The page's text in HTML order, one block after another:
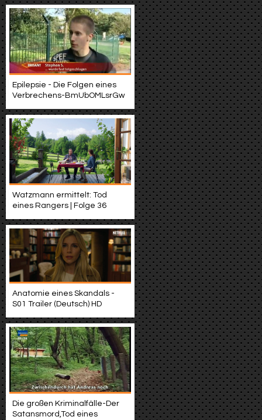
Epilepsie - Die Folgen eines
Verbrechens-BmUbOMLsrGw
Watzmann ermittelt: Tod
eines Rangers | Folge 36
Anatomie eines Skandals -
S01 Trailer (Deutsch) HD
Die großen Kriminalfälle-Der
Satansmord,Tod eines